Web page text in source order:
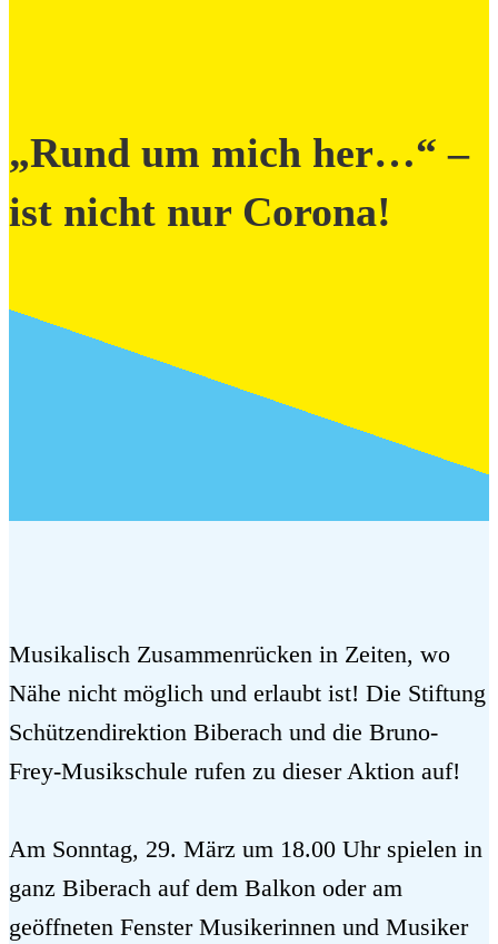
„Rund um mich her…“ –
ist nicht nur Corona!
Musikalisch Zusammenrücken in Zeiten, wo
Nähe nicht möglich und erlaubt ist! Die Stiftung
Schützendirektion Biberach und die Bruno-
Frey-Musikschule rufen zu dieser Aktion auf!
Am Sonntag, 29. März um 18.00 Uhr spielen in
ganz Biberach auf dem Balkon oder am
geöffneten Fenster Musikerinnen und Musiker